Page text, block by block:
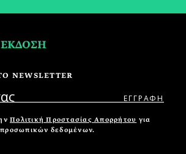
NEWSLETTER
Πολιτική Προστασίας Απορρήτου για
δεδομένων.